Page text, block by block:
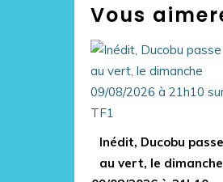
Vous
Inédit, Ducobu passe
au vert, le dimanche